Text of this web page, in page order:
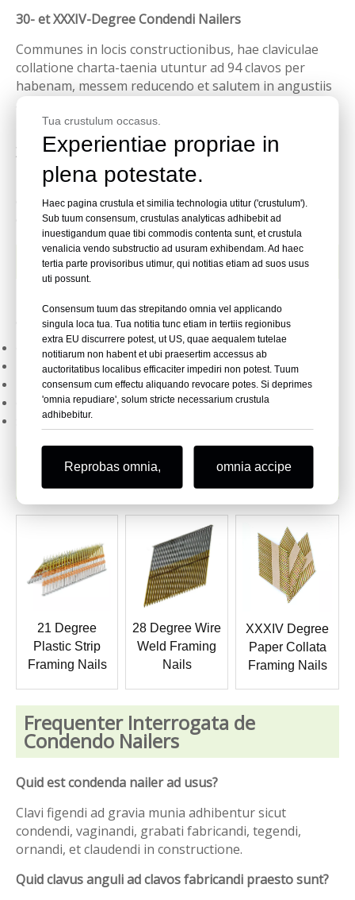
30- et XXXIV-Degree Condendi Nailers
Communes in locis constructionibus, hae claviculae
collatione charta-taenia utuntur ad 94 clavos per
habenam, messem reducendo et salutem in angustiis
inceptis.
XV-Degree Coil Framing Nailers
Hi utuntur gyros filo-collatos tenentes clavos 200-300
clavos perfectos ad operas altas voluminis sicut texit
et grabatum faciens, extenuando reload frequentiam.
Applications of Fraing Nailers
Institutio clavigerorum ad varia gravia officiorum
officia idonea sunt, quae possidet;
Condere et vaginare in constructione
Pallet et crate ecclesiam
Tectum et faveo
Ornare ac micare
Subflooring et murus condendis
Related Products: Condimentum
Clavi
21 Degree
Plastic Strip
Framing Nails
28 Degree Wire
Weld Framing
Nails
XXXIV Degree
Paper Collata
Framing Nails
Frequenter Interrogata de
Condendo Nailers
Quid est condenda nailer ad usus?
Clavi figendi ad gravia munia adhibentur sicut
condendi, vaginandi, grabati fabricandi, tegendi,
ornandi, et claudendi in constructione.
Quid clavus anguli ad clavos fabricandi praesto sunt?
Tua crustulum occasus.
Experientiae propriae in
plena potestate.
Haec pagina crustula et similia technologia utitur ('crustulum').
Sub tuum consensum, crustulas analyticas adhibebit ad
inuestigandum quae tibi commodis contenta sunt, et crustula
venalicia vendo substructio ad usuram exhibendam. Ad haec
tertia parte provisoribus utimur, qui notitias etiam ad suos usus
uti possunt.
Consensum tuum das strepitando omnia vel applicando
singula loca tua. Tua notitia tunc etiam in tertiis regionibus
extra EU discurrere potest, ut US, quae aequalem tutelae
notitiarum non habent et ubi praesertim accessus ab
auctoritatibus localibus efficaciter impediri non potest. Tuum
consensum cum effectu aliquando revocare potes. Si deprimes
'omnia repudiare', solum stricte necessarium crustula
adhibebitur.
Reprobas omnia, omnia accipe